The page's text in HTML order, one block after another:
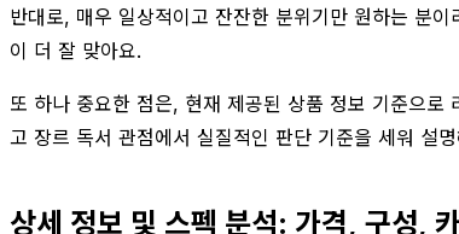
반대로, 매우 일상적이고 잔잔한 분위기만 원하는 분
이 더 잘 맞아요.
또 하나 중요한 점은, 현재 제공된 상품 정보 기준으
고 장르 독서 관점에서 실질적인 판단 기준을 세워 설
상세 정보 및 스펙 분석: 가격, 구성,